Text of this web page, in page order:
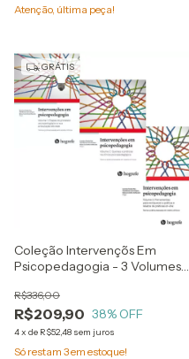
Atenção, última peça!
GRÁTIS
Coleção Intervençõs Em
Psicopedagogia - 3 Volumes -
Relatos Clínicos - Carolina
Toledo Piza, Tais Morosi Lara
Campos E Elizeu Coutinho De
Macedo
R$209,90
R$336,00
38% OFF
4x de R$52,48 sem juros
Só restam 3em estoque!